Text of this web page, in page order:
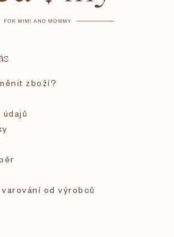
zboží?
od výrobců